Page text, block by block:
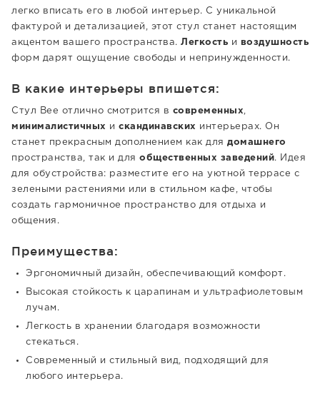
легко вписать его в любой интерьер. С уникальной
фактурой и детализацией, этот стул станет настоящим
акцентом вашего пространства. Легкость и воздушность
форм дарят ощущение свободы и непринужденности.
В какие интерьеры впишется:
Стул Bee отлично смотрится в современных
минималистичных
и скандинавских
интерьерах. Он
станет прекрасным дополнением как для домашнего
пространства, так и для общественных заведений. Идея
для обустройства: разместите его на уютной террасе с
зелеными растениями или в стильном кафе, чтобы
создать гармоничное пространство для отдыха и
общения.
Преимущества:
Эргономичный дизайн, обеспечивающий комфорт.
Высокая стойкость к царапинам и ультрафиолетовым
лучам.
Легкость в хранении благодаря возможности
стекаться.
Современный и стильный вид, подходящий для
любого интерьера.